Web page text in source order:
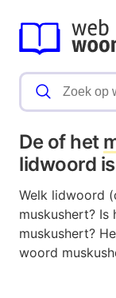
De of het
lidwoord
Welk lidwoord
muskushert?
muskushert?
woord